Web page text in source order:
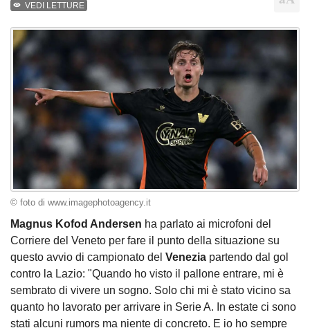
VEDI LETTURE
© foto di www.imagephotoagency.it
Magnus Kofod Andersen ha parlato ai microfoni del
Corriere del Veneto per fare il punto della situazione su
questo avvio di campionato del Venezia partendo dal gol
contro la Lazio: "Quando ho visto il pallone entrare, mi è
sembrato di vivere un sogno. Solo chi mi è stato vicino sa
quanto ho lavorato per arrivare in Serie A. In estate ci sono
stati alcuni rumors ma niente di concreto. E io ho sempre